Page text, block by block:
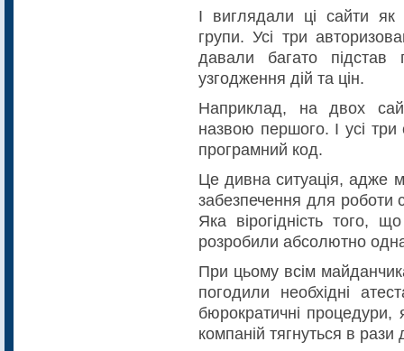
І виглядали ці сайти як
групи. Усі три
давали багато підстав
узгодження дій та цін.
Наприклад, на двох
назвою першого. І усі
програмний код.
Це дивна ситуація, адже
забезпечення для
Яка вірогідність того,
розробили абсолютно
При цьому всім
погодили необхідні
бюрократичні процедури,
компаній тягнуться в